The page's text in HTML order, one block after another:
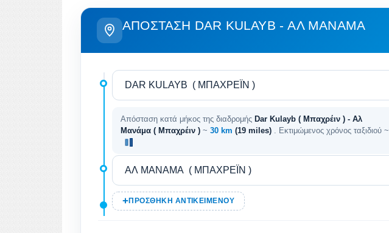
ΑΠΌΣΤΑΣΗ DAR KULAYB - ΑΛ ΜΑΝΆΜΑ
Απόσταση κατά μήκος της διαδρομής Dar Kulayb ( Μπαχρέιν ) - Αλ
Μανάμα ( Μπαχρέιν ) ~ 30 km (19 miles) . Εκτιμώμενος χρόνος ταξιδιού ~
ΠΡΟΣΘΉΚΗ ΑΝΤΙΚΕΙΜΈΝΟΥ